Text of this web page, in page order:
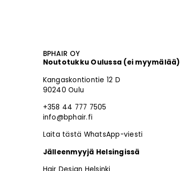
BPHAIR OY
Noutotukku Oulussa (ei myymälää)
Kangaskontiontie 12 D
90240 Oulu
+358 44 777 7505
info@bphair.fi
Laita tästä WhatsApp-viesti
Jälleenmyyjä Helsingissä